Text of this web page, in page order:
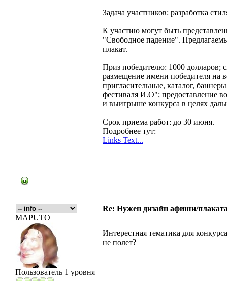
Задача участников: разработка
К участию могут быть
"Свободное падение".
плакат.
Приз победителю: 1000 долларов;
размещение имени победителя на
пригласительные, каталог,
фестиваля И.О"; предоставление
и выигрыше конкурса в целях
Срок приема работ: до 30 июня.
Подробнее тут:
Links Text...
Re: Нужен дизайн афиши/
MAPUTO
Пользователь 1 уровня
Интерестная тематика для
не полет?